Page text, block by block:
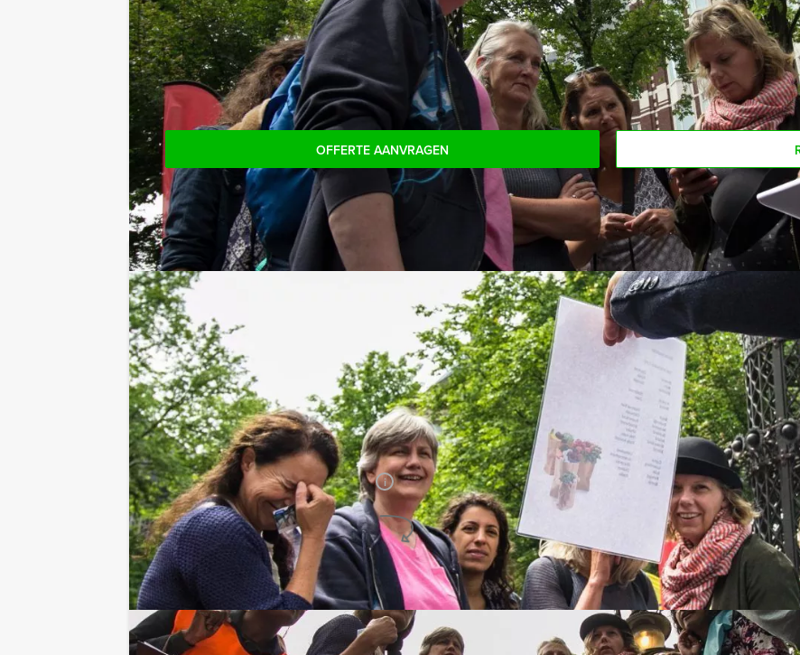
Jouw uitje
Prijs :
12 - 19 personen
20 - 29 personen
€ 56,50 p.p.
30 - 39 personen
€ 54,50 p.p.
Vanaf 40 personen
€ 52,50 p.p.
De prijzen zijn exclusief BTW
Duur:
5 uur
Aantal:
Minimaal 12 personen i
Geheel vrijblijvend
OFFERTE AANVRAGEN
RESERVEREN
Ik heb een vraag over dit uitje
Reservering voor kleinere groepen:
Komt u niet aan het minimale aantal deelnemers voor dit arrangement? Als u bereid bent voor het
gewoon voor minder personen boeken!
OFFERTE AANVRAGEN